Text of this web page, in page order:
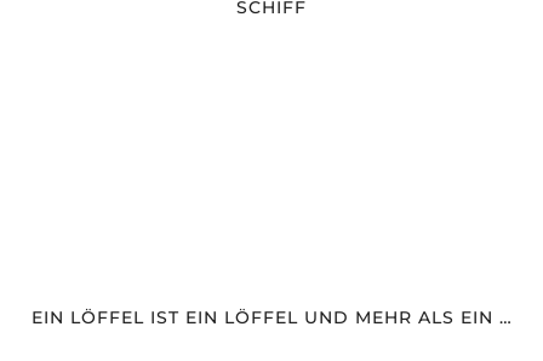
SCHIFF
EIN LÖFFEL IST EIN LÖFFEL UND MEHR ALS EIN …